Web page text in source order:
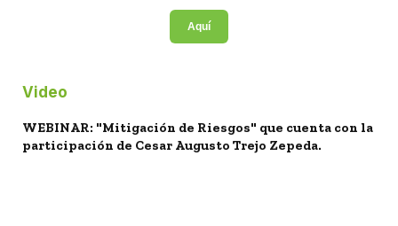
Aquí
Video
WEBINAR: "Mitigación de Riesgos" que cuenta con la
participación de Cesar Augusto Trejo Zepeda.